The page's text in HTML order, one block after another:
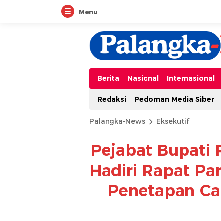
Menu
Berita Nasional Internasional
Redaksi Pedoman Media Siber
Palangka-News Eksekutif
Pejabat Bupati
Hadiri Rapat
Penetapan